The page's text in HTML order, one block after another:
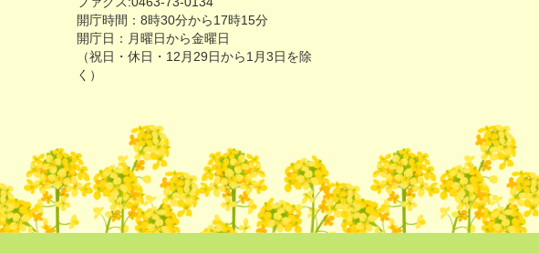
開庁時間：8時30分から17時15分
開庁日：月曜日から金曜日
（祝日・休日・12月29日から1月3日を除
く）